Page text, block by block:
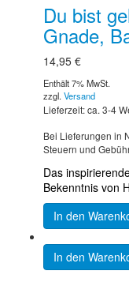
Du bist
Gnade,
14,95 €
Enthält 7% MwSt.
zzgl.Versand
Lieferzeit: ca. 3-4
Bei Lieferungen in
Steuern und
Das
Bekenntnis von
In den
In den